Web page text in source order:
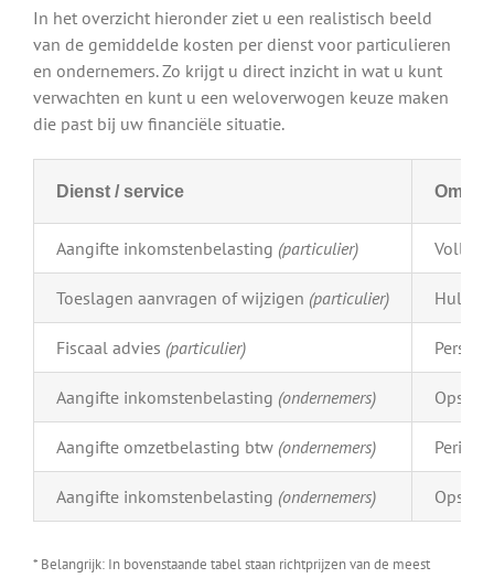
In het overzicht hieronder ziet u een realistisch beeld
van de gemiddelde kosten per dienst voor particulieren
en ondernemers. Zo krijgt u direct inzicht in wat u kunt
verwachten en kunt u een weloverwogen keuze maken
die past bij uw financiële situatie.
Dienst / service
Aangifte inkomstenbelasting (particulier)
Toeslagen aanvragen of wijzigen (particulier) Hulp
Fiscaal advies (particulier)
Aangifte inkomstenbelasting (ondernemers)
Aangifte omzetbelasting btw (ondernemers)
Aangifte inkomstenbelasting (ondernemers)
* Belangrijk: In bovenstaande tabel staan richtprijzen van de meest